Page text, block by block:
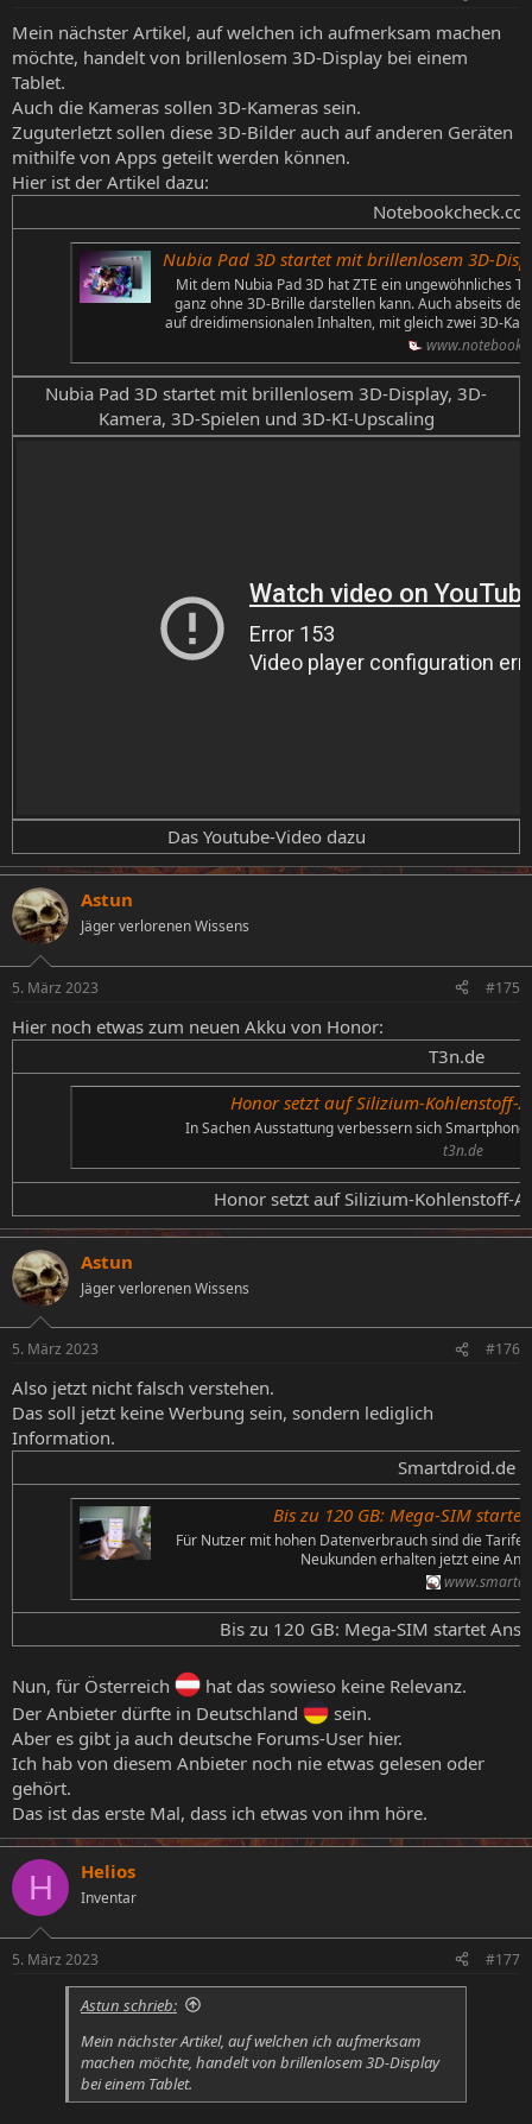
Mein nächster Artikel, auf welchen ich aufmerksam machen
möchte, handelt von brillenlosem 3D-Display bei einem
Tablet.
Auch die Kameras sollen 3D-Kameras sein.
Zuguterletzt sollen diese 3D-Bilder auch auf anderen Geräten
mithilfe von Apps geteilt werden können.
Hier ist der Artikel dazu:
Nubia Pad 3D startet mit brillenlosem 3D-Display,
Mit dem Nubia Pad 3D hat ZTE ein ungewöhnliches
ganz ohne 3D-Brille darstellen kann. Auch abseits
auf dreidimensionalen Inhalten, mit gleich zwei 3D-
Nubia Pad 3D startet mit brillenlosem 3D-Display, 3D-
Kamera, 3D-Spielen und 3D-KI-Upscaling​
Das Youtube-Video dazu​
Astun
Jäger verlorenen Wissens
5. März 2023 #175
Hier noch etwas zum neuen Akku von Honor:
T3n.de​
Honor setzt auf Silizium-Kohlenstoff-
In Sachen Ausstattung verbessern sich
t3n.de
Honor setzt auf Silizium-Kohlenstoff-
Astun
Jäger verlorenen Wissens
5. März 2023 #176
Also jetzt nicht falsch verstehen.
Das soll jetzt keine Werbung sein, sondern lediglich
Information.
Smartdroid.de​
Bis zu 120 GB: Mega-SIM
Für Nutzer mit hohen Datenverbrauch sind die
Neukunden erhalten jetzt eine
Bis zu 120 GB: Mega-SIM startet
Nun, für Österreich
hat das sowieso keine Relevanz.
Der Anbieter dürfte in Deutschland
sein.
Aber es gibt ja auch deutsche Forums-User hier.
Ich hab von diesem Anbieter noch nie etwas gelesen oder
gehört.
Das ist das erste Mal, dass ich etwas von ihm höre.
H Helios
Inventar
5. März 2023 #177
Astun schrieb:
Mein nächster Artikel, auf welchen ich aufmerksam
machen möchte, handelt von brillenlosem 3D-Display
bei einem Tablet.